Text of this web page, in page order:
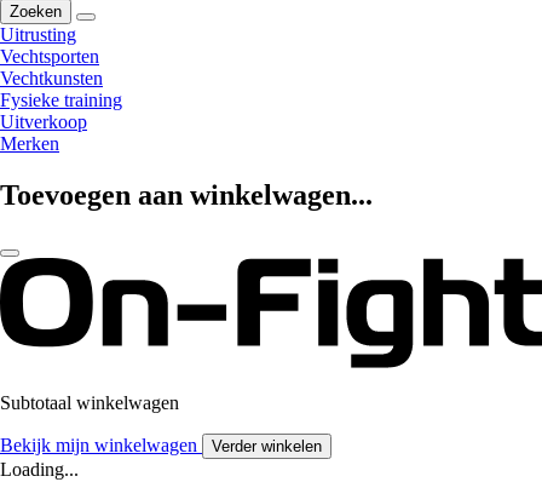
Zoeken
Uitrusting
Vechtsporten
Vechtkunsten
Fysieke training
Uitverkoop
Merken
Toevoegen aan winkelwagen...
Subtotaal winkelwagen
Bekijk mijn winkelwagen Verder winkelen
Loading...